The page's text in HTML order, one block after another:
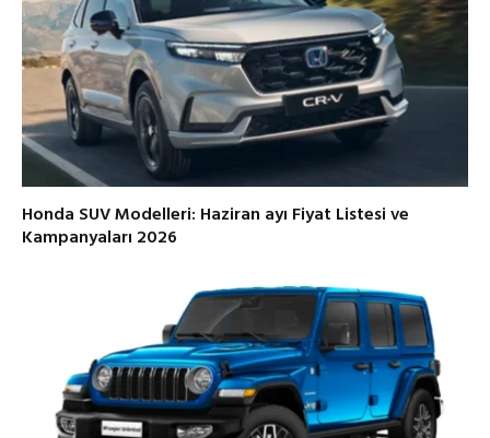
Honda SUV Modelleri: Haziran ayı Fiyat Listesi ve
Kampanyaları 2026